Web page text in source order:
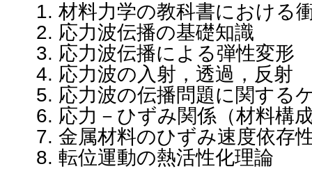
1. 材料力学の教科書における
2. 応力波伝播の基礎知識
3. 応力波伝播による弾性変形
4. 応力波の入射，透過，反射
5. 応力波の伝播問題に関する
6. 応力－ひずみ関係（材料構
7. 金属材料のひずみ速度依存
8. 転位運動の熱活性化理論